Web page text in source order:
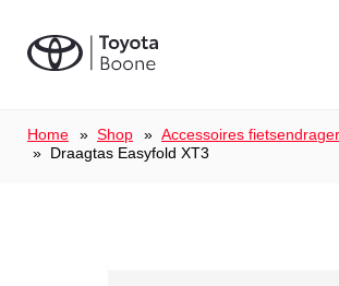
Home Shop
Accessoires
Draagtas Easyfold XT3